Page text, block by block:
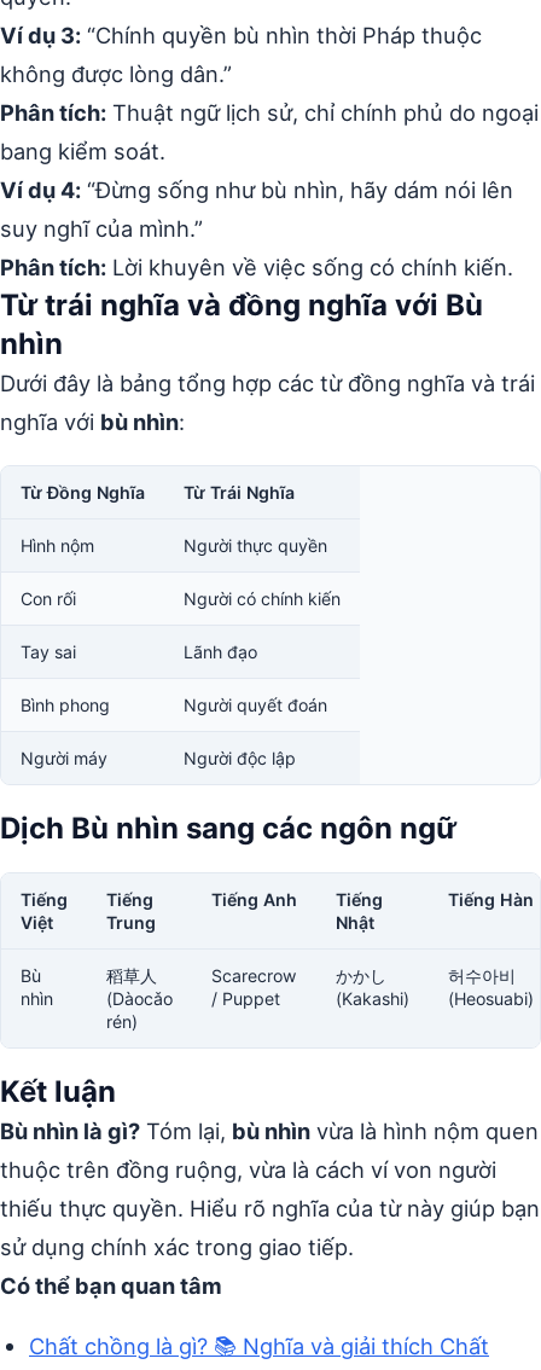
Ví dụ 3: “Chính quyền bù nhìn thời Pháp thuộc
không được lòng dân.”
Phân tích: Thuật ngữ lịch sử, chỉ chính phủ do ngoại
bang kiểm soát.
Ví dụ 4: “Đừng sống như bù nhìn, hãy dám nói lên
suy nghĩ của mình.”
Phân tích: Lời khuyên về việc sống có chính kiến.
Từ trái nghĩa và đồng nghĩa với Bù
nhìn
Dưới đây là bảng tổng hợp các từ đồng nghĩa và trái
nghĩa với bù nhìn:
Từ Đồng Nghĩa Từ Trái Nghĩa
Hình nộm Người thực quyền
Con rối Người có chính kiến
Tay sai Lãnh đạo
Bình phong Người quyết đoán
Người máy Người độc lập
Dịch Bù nhìn sang các ngôn ngữ
Tiếng
Việt
Tiếng
Trung
Tiếng Anh
Tiếng
Nhật
Tiếng Hàn
Bù
nhìn
稻草人
(Dàocǎo
rén)
Scarecrow
/ Puppet
かかし
(Kakashi)
허수아비
(Heosuabi)
Kết luận
Bù nhìn là gì? Tóm lại, bù nhìn vừa là hình nộm quen
thuộc trên đồng ruộng, vừa là cách ví von người
thiếu thực quyền. Hiểu rõ nghĩa của từ này giúp bạn
sử dụng chính xác trong giao tiếp.
Có thể bạn quan tâm
Chất chồng là gì? 📚 Nghĩa và giải thích Chất